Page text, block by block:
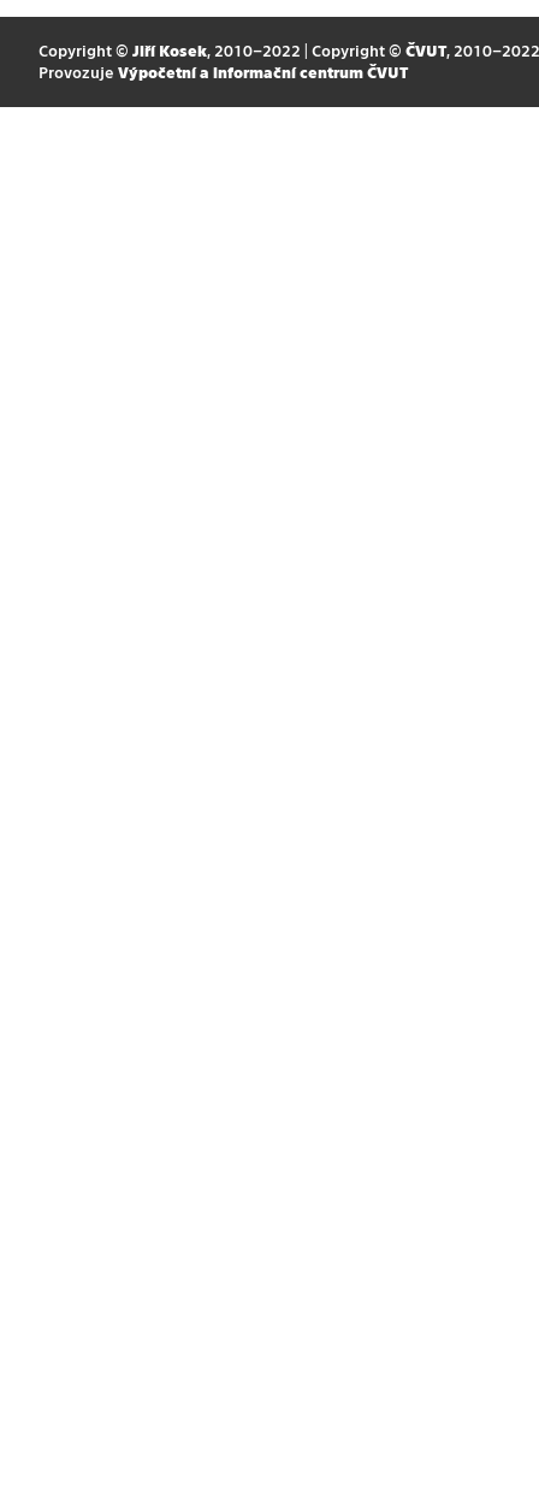
Copyright © Jiří Kosek, 2010–2022 | Copyright © ČVUT, 2010–2022
Provozuje Výpočetní a informační centrum ČVUT